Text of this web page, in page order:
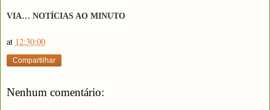
VIA… NOTÍCIAS AO MINUTO
at 12:30:00
Compartilhar
Nenhum comentário: